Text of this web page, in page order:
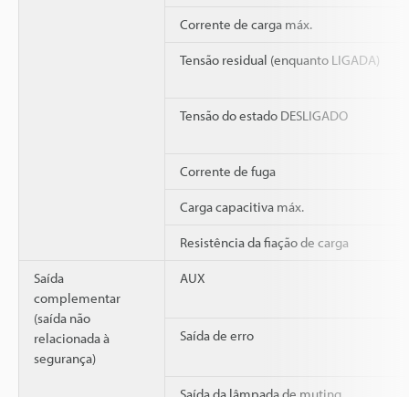
Corrente de carga máx.
Tensão residual (enquanto LIGADA)
Tensão do estado DESLIGADO
Corrente de fuga
Carga capacitiva máx.
Resistência da fiação de carga
Saída
complementar
(saída não
relacionada à
segurança)
AUX
Saída de erro
Saída da lâmpada de muting